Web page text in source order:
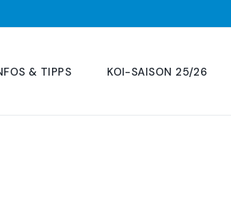
& TIPPS KOI-SAISON 25/26